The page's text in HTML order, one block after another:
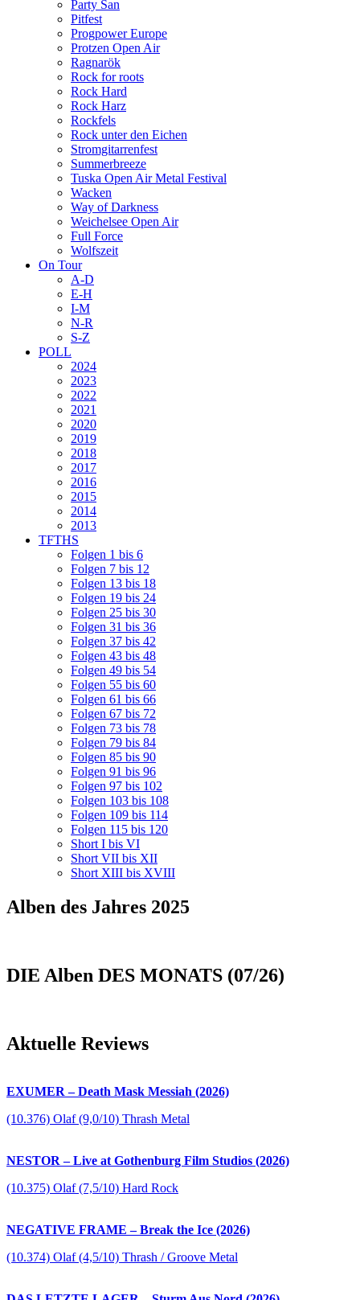
Party San
Pitfest
Progpower Europe
Protzen Open Air
Ragnarök
Rock for roots
Rock Hard
Rock Harz
Rockfels
Rock unter den Eichen
Stromgitarrenfest
Summerbreeze
Tuska Open Air Metal Festival
Wacken
Way of Darkness
Weichelsee Open Air
Full Force
Wolfszeit
On Tour
A-D
E-H
I-M
N-R
S-Z
POLL
2024
2023
2022
2021
2020
2019
2018
2017
2016
2015
2014
2013
TFTHS
Folgen 1 bis 6
Folgen 7 bis 12
Folgen 13 bis 18
Folgen 19 bis 24
Folgen 25 bis 30
Folgen 31 bis 36
Folgen 37 bis 42
Folgen 43 bis 48
Folgen 49 bis 54
Folgen 55 bis 60
Folgen 61 bis 66
Folgen 67 bis 72
Folgen 73 bis 78
Folgen 79 bis 84
Folgen 85 bis 90
Folgen 91 bis 96
Folgen 97 bis 102
Folgen 103 bis 108
Folgen 109 bis 114
Folgen 115 bis 120
Short I bis VI
Short VII bis XII
Short XIII bis XVIII
Alben des Jahres 2025
DIE Alben DES MONATS (07/26)
Aktuelle Reviews
EXUMER – Death Mask Messiah (2026)
(10.376) Olaf (9,0/10) Thrash Metal
NESTOR – Live at Gothenburg Film Studios (2026)
(10.375) Olaf (7,5/10) Hard Rock
NEGATIVE FRAME – Break the Ice (2026)
(10.374) Olaf (4,5/10) Thrash / Groove Metal